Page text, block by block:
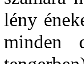
lény
minden